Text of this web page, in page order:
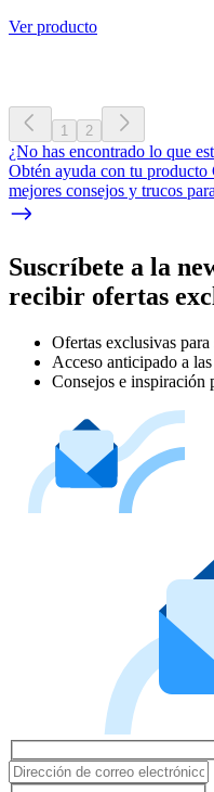
Ver producto
1 2
¿No has encontrado lo que
Obtén ayuda con tu producto
mejores consejos y trucos
Suscríbete a la
recibir ofertas
Ofertas exclusivas para
Acceso anticipado a
Consejos e inspiración